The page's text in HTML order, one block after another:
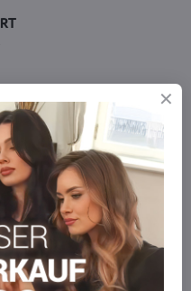
genießen Sie einen5 %
Warenkorb angewendet.